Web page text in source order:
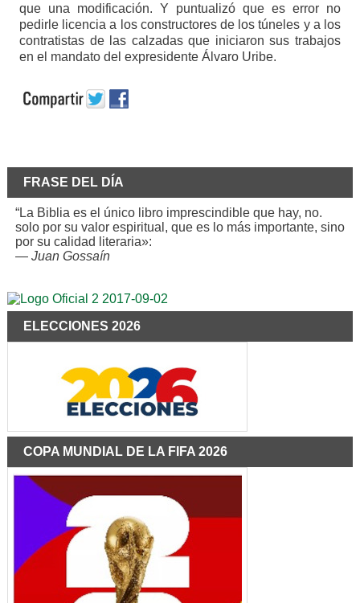
que una modificación. Y puntualizó que es error no
pedirle licencia a los constructores de los túneles y a los
contratistas de las calzadas que iniciaron sus trabajos
en el mandato del expresidente Álvaro Uribe.
FRASE DEL DÍA
“La Biblia es el único libro imprescindible que hay, no.
solo por su valor espiritual, que es lo más importante, sino
por su calidad literaria»:
— Juan Gossaín
ELECCIONES 2026
COPA MUNDIAL DE LA FIFA 2026